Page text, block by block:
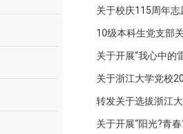
关于校庆115周年
10级本科生党支部
关于开展“我心中的
关于浙江大学党校
转发关于选拔浙江
关于开展“阳光?青